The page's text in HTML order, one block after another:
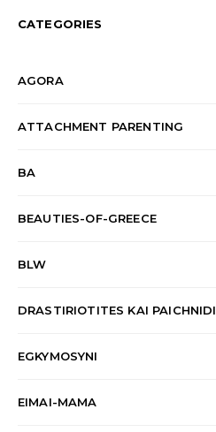
CATEGORIES
AGORA
ATTACHMENT PARENTING
BA
BEAUTIES-OF-GREECE
BLW
DRASTIRIOTITES KAI PAICHNIDI
EGKYMOSYNI
EIMAI-MAMA